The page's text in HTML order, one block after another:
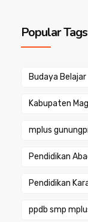
Popular Tags
Budaya Belajar
Kabupaten
mplus
Pendidikan
Pendidikan
ppdb smp